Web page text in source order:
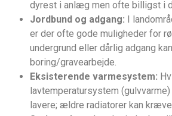
dyrest i anlæg men ofte billigst i
Jordbund og adgang: I
er der ofte gode muligheder for
undergrund eller dårlig adgang
boring/gravearbejde.
Eksisterende varmesystem:
lavtemperatursystem
lavere; ældre radiatorer kan